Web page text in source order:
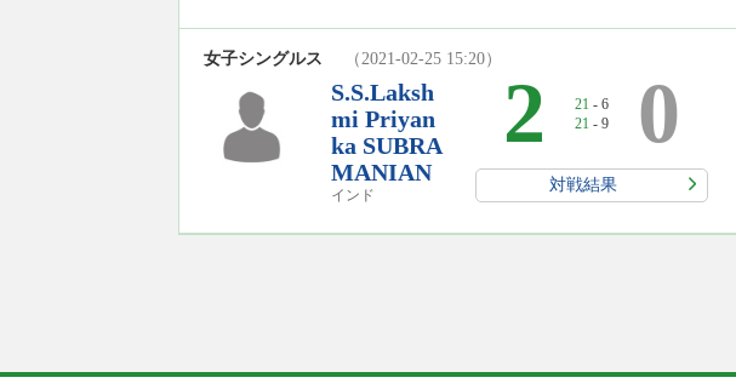
女子シングルス （2021-02-25 15:20）
S.S.Laksh
mi Priyan
ka SUBRA
MANIAN
インド
2 21 - 6
21 - 9 0
対戦結果